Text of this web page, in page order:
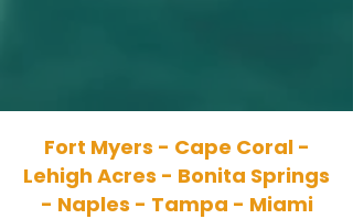
Fort Myers - Cape Coral -
Lehigh Acres - Bonita Springs
- Naples - Tampa - Miami